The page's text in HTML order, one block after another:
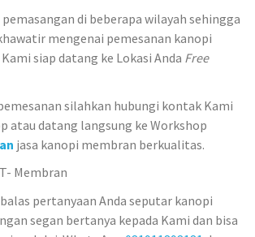
pemasangan di beberapa wilayah sehingga
mengenai pemesanan kanopi
siap datang ke Lokasi Anda Free
silahkan hubungi kontak Kami
atau datang langsung ke Workshop
jasa kanopi membran berkualitas.
Membran
pertanyaan Anda seputar kanopi
segan bertanya kepada Kami dan bisa